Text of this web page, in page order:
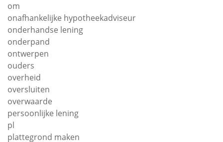
om
onafhankelijke hypotheekadviseur
onderhandse lening
onderpand
ontwerpen
ouders
overheid
oversluiten
overwaarde
persoonlijke lening
pl
plattegrond maken